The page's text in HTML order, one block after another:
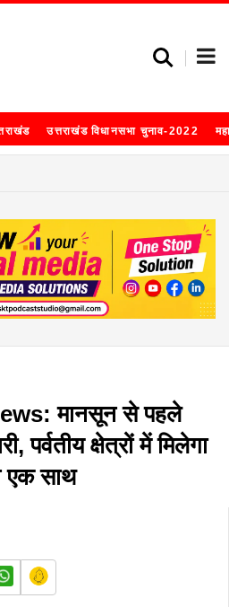
उत्तराखंड विधानसभा चुनाव-2022
मानसून से पहले
पर्वतीय क्षेत्रों में मिलेगा
एक साथ